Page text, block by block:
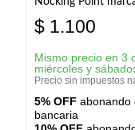
$ 1.100
Mismo precio en 3
miércoles y
Precio sin impuestos
5% OFF abonando
bancaria